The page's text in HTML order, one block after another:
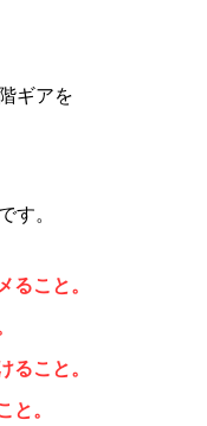
ギアを
す。
こと。
ること。
。